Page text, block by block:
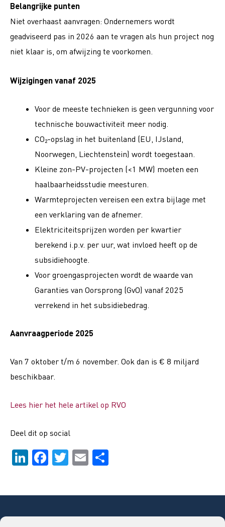
Belangrijke punten
Niet overhaast aanvragen: Ondernemers wordt
geadviseerd pas in 2026 aan te vragen als hun project nog
niet klaar is, om afwijzing te voorkomen.
Wijzigingen vanaf 2025
Voor de meeste technieken is geen vergunning voor
technische bouwactiviteit meer nodig.
CO₂-opslag in het buitenland (EU, IJsland,
Noorwegen, Liechtenstein) wordt toegestaan.
Kleine zon-PV-projecten (<1 MW) moeten een
haalbaarheidsstudie meesturen.
Warmteprojecten vereisen een extra bijlage met
een verklaring van de afnemer.
Elektriciteitsprijzen worden per kwartier
berekend i.p.v. per uur, wat invloed heeft op de
subsidiehoogte.
Voor groengasprojecten wordt de waarde van
Garanties van Oorsprong (GvO) vanaf 2025
verrekend in het subsidiebedrag.
Aanvraagperiode 2025
Van 7 oktober t/m 6 november. Ook dan is € 8 miljard
beschikbaar.
Lees hier het hele artikel op RVO
Deel dit op social
Li
dI
F
b
T
E